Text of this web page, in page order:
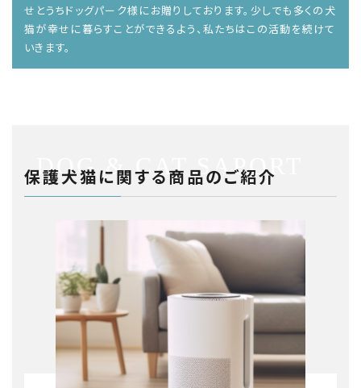
せとうちドッグパーク様にお贈りしております。少しでも多くの犬
猫が幸せに暮らすことができるよう、私たちはこの活動を続けて
いきます。
保護犬猫に関する商品のご紹介
DOG & CAT SAPORT